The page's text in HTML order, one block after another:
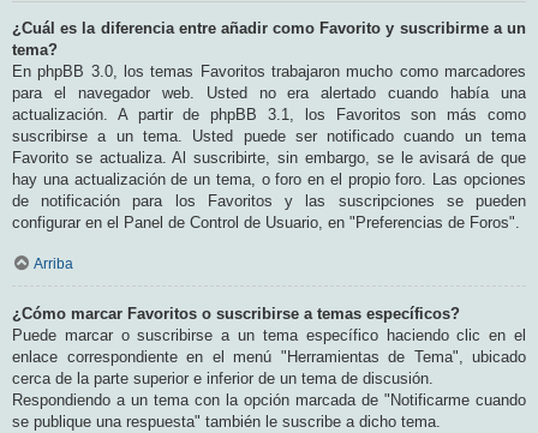
¿Cuál es la diferencia entre añadir como Favorito y suscribirme a un
tema?
En phpBB 3.0, los temas Favoritos trabajaron mucho como marcadores
para el navegador web. Usted no era alertado cuando había una
actualización. A partir de phpBB 3.1, los Favoritos son más como
suscribirse a un tema. Usted puede ser notificado cuando un tema
Favorito se actualiza. Al suscribirte, sin embargo, se le avisará de que
hay una actualización de un tema, o foro en el propio foro. Las opciones
de notificación para los Favoritos y las suscripciones se pueden
configurar en el Panel de Control de Usuario, en "Preferencias de Foros".
Arriba
¿Cómo marcar Favoritos o suscribirse a temas específicos?
Puede marcar o suscribirse a un tema específico haciendo clic en el
enlace correspondiente en el menú "Herramientas de Tema", ubicado
cerca de la parte superior e inferior de un tema de discusión.
Respondiendo a un tema con la opción marcada de "Notificarme cuando
se publique una respuesta" también le suscribe a dicho tema.